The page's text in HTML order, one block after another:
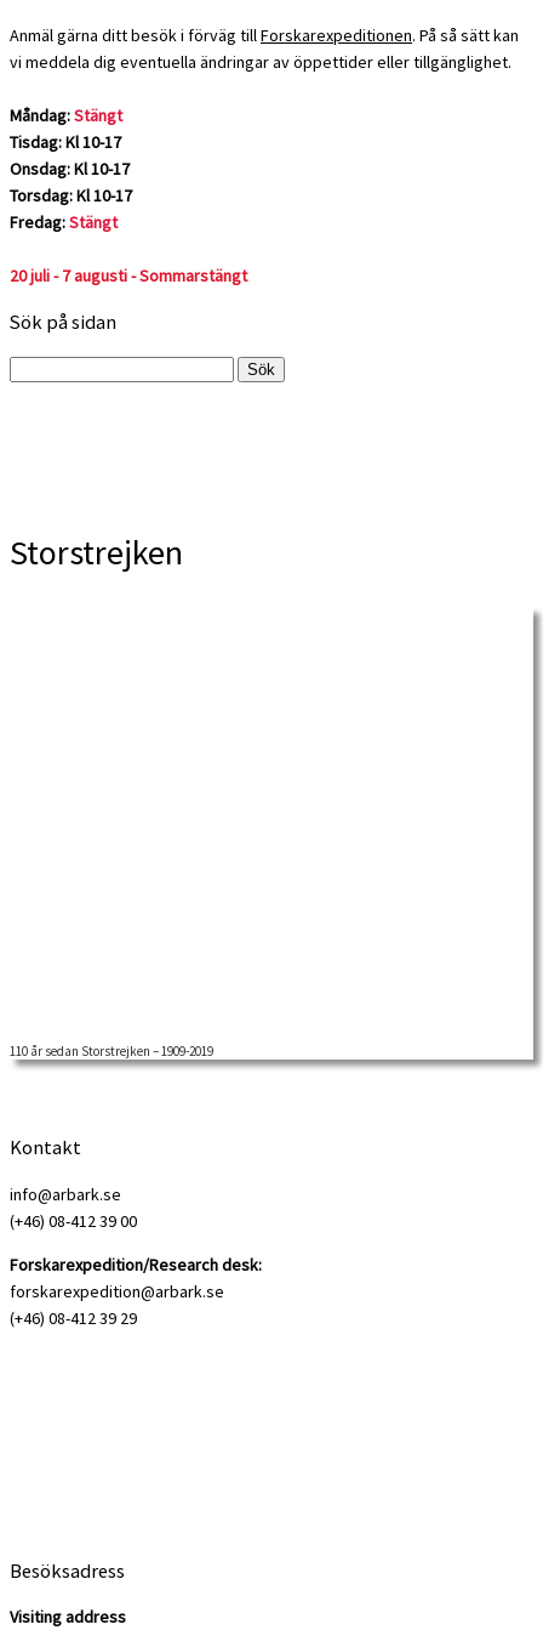
Anmäl gärna ditt besök i förväg tillForskarexpeditionen. På så sätt kan
vi meddela dig eventuella ändringar av öppettider eller tillgänglighet.
Måndag:Stängt
Tisdag: Kl 10-17
Onsdag: Kl 10-17
Torsdag: Kl 10-17
Fredag:Stängt
20 juli - 7 augusti - Sommarstängt
Sök på sidan
Storstrejken
2019 är det 110 år sedan Storstrejken ägde rum. En av de största
110 år sedan Storstrejken – 1909-2019
Kontakt
info@arbark.se
(+46) 08-412 39 00
Forskarexpedition/Research desk:
forskarexpedition@arbark.se
(+46) 08-412 39 29
Besöksadress
Visiting address